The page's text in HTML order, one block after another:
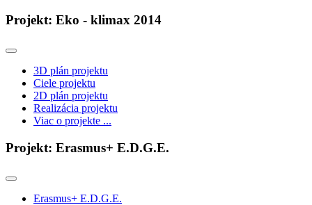
Projekt: Eko - klimax 2014
3D plán projektu
Ciele projektu
2D plán projektu
Realizácia projektu
Viac o projekte ...
Projekt: Erasmus+ E.D.G.E.
Erasmus+ E.D.G.E.